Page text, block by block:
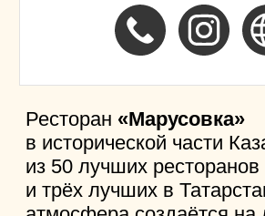
Лето начинается в гриль-баре
Пинтагонщик! Открываем летнюю
Друзья, наконец-то дождались —
бара Пинтагонщик готова к приёму
гостей! Теперь можно наслаждаться
отличной атмосферой, сочным
грилем и свежайшим крафтом под
открытым небом.